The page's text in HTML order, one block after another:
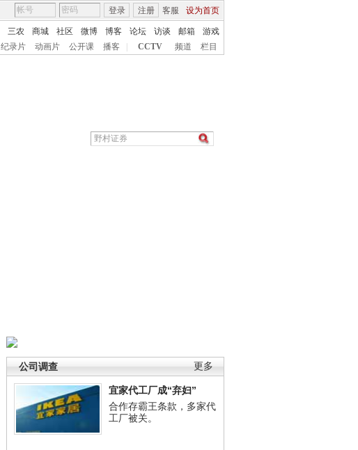
客服 设为首页
登录 注册
三农 商城 社区 微博 博客 论坛 访谈 邮箱
游戏
纪录片 动画片 公开课 播客 CCTV 频道 栏目
更多
公司调查
宜家代工厂成“弃妇”
合作存霸王条款，多家代
工厂被关。